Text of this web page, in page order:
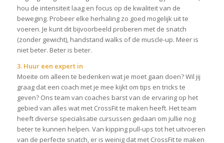
hou de intensiteit laag en focus op de kwaliteit van de
beweging. Probeer elke herhaling zo goed mogelijk uit te
voeren. Je kunt dit bijvoorbeeld proberen met de snatch
(zonder gewicht), handstand walks of de muscle-up. Meer is
niet beter. Beter is beter.
3. Huur een expert in
Moeite om alleen te bedenken wat je moet gaan doen? Wil jij
graag dat een coach met je mee kijkt om tips en tricks te
geven? Ons team van coaches barst van de ervaring op het
gebied van alles wat met CrossFit te maken heeft. Het team
heeft diverse specialisatie cursussen gedaan om jullie nog
beter te kunnen helpen. Van kipping pull-ups tot het uitvoeren
van de perfecte snatch, er is weinig dat met CrossFit te maken